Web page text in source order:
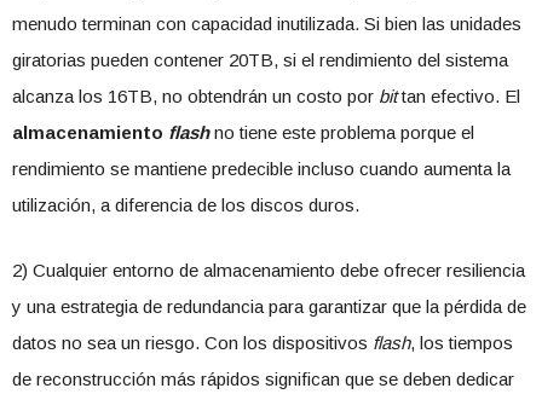
menudo terminan con capacidad inutilizada. Si bien las unidades
giratorias pueden contener 20TB, si el rendimiento del sistema
alcanza los 16TB, no obtendrán un costo por bittan efectivo. El
almacenamiento flashno tiene este problema porque el
rendimiento se mantiene predecible incluso cuando aumenta la
utilización, a diferencia de los discos duros.
2) Cualquier entorno de almacenamiento debe ofrecer resiliencia
y una estrategia de redundancia para garantizar que la pérdida de
datos no sea un riesgo. Con los dispositivos flash, los tiempos
de reconstrucción más rápidos significan que se deben dedicar